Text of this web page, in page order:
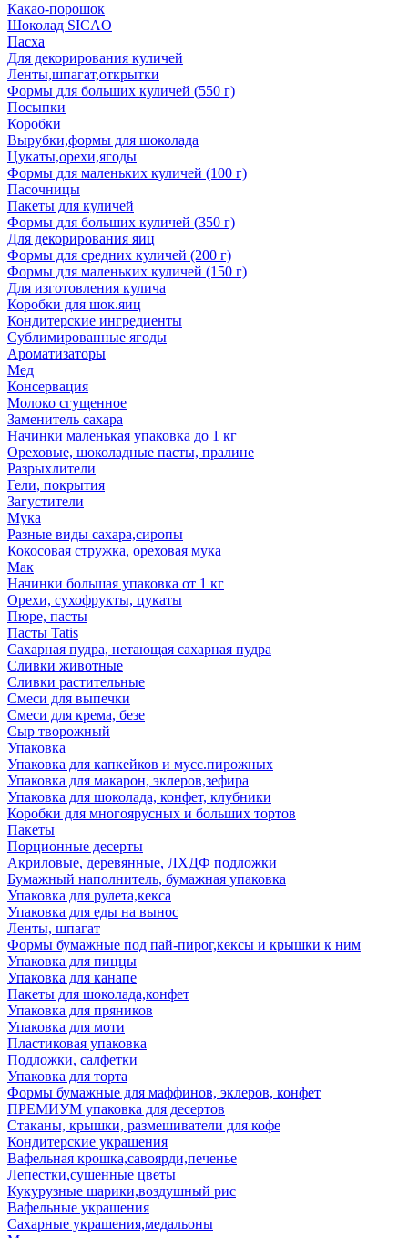
Какао-порошок
Шоколад SICAO
Пасха
Для декорирования куличей
Ленты,шпагат,открытки
Формы для больших куличей (550 г)
Посыпки
Коробки
Вырубки,формы для шоколада
Цукаты,орехи,ягоды
Формы для маленьких куличей (100 г)
Пасочницы
Пакеты для куличей
Формы для больших куличей (350 г)
Для декорирования яиц
Формы для средних куличей (200 г)
Формы для маленьких куличей (150 г)
Для изготовления кулича
Коробки для шок.яиц
Кондитерские ингредиенты
Сублимированные ягоды
Ароматизаторы
Мед
Консервация
Молоко сгущенное
Заменитель сахара
Начинки маленькая упаковка до 1 кг
Ореховые, шоколадные пасты, пралине
Разрыхлители
Гели, покрытия
Загустители
Мука
Разные виды сахара,сиропы
Кокосовая стружка, ореховая мука
Мак
Начинки большая упаковка от 1 кг
Орехи, сухофрукты, цукаты
Пюре, пасты
Пасты Tatis
Сахарная пудра, нетающая сахарная пудра
Сливки животные
Сливки растительные
Смеси для выпечки
Смеси для крема, безе
Сыр творожный
Упаковка
Упаковка для капкейков и мусс.пирожных
Упаковка для макарон, эклеров,зефира
Упаковка для шоколада, конфет, клубники
Коробки для многоярусных и больших тортов
Пакеты
Порционные десерты
Акриловые, деревянные, ЛХДФ подложки
Бумажный наполнитель, бумажная упаковка
Упаковка для рулета,кекса
Упаковка для еды на вынос
Ленты, шпагат
Формы бумажные под пай-пирог,кексы и крышки к ним
Упаковка для пиццы
Упаковка для канапе
Пакеты для шоколада,конфет
Упаковка для пряников
Упаковка для моти
Пластиковая упаковка
Подложки, салфетки
Упаковка для торта
Формы бумажные для маффинов, эклеров, конфет
ПРЕМИУМ упаковка для десертов
Стаканы, крышки, размешиватели для кофе
Кондитерские украшения
Вафельная крошка,савоярди,печенье
Лепестки,сушенные цветы
Кукурузные шарики,воздушный рис
Вафельные украшения
Сахарные украшения,медальоны